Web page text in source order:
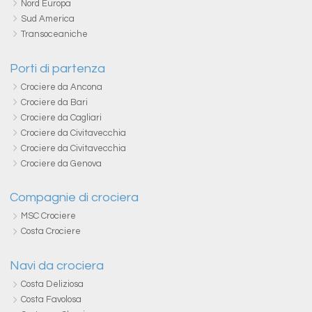
Nord Europa
Sud America
Transoceaniche
Porti di partenza
Crociere da Ancona
Crociere da Bari
Crociere da Cagliari
Crociere da Civitavecchia
Crociere da Civitavecchia
Crociere da Genova
Compagnie di crociera
MSC Crociere
Costa Crociere
Navi da crociera
Costa Deliziosa
Costa Favolosa